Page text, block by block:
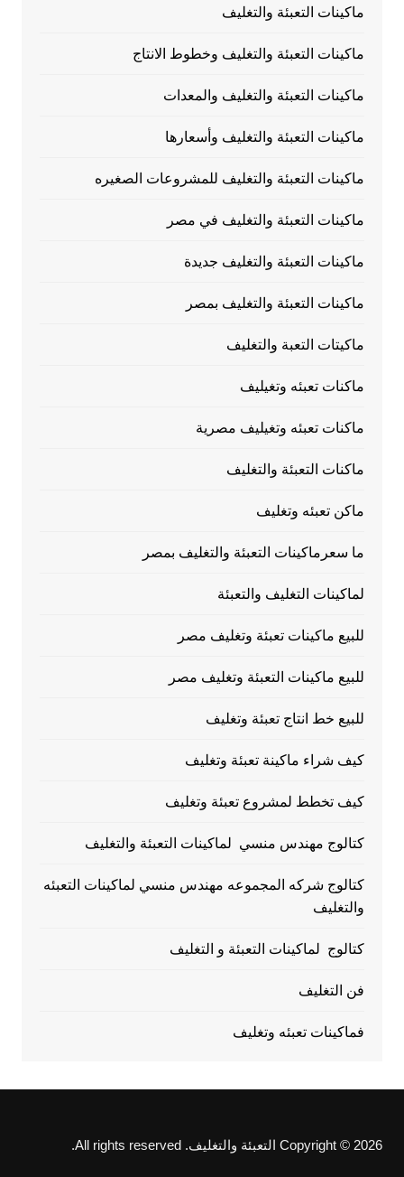
ماكينات التعبئة والتغليف
ماكينات التعبئة والتغليف وخطوط الانتاج
ماكينات التعبئة والتغليف والمعدات
ماكينات التعبئة والتغليف وأسعارها
ماكينات التعبئة والتغليف للمشروعات الصغيره
ماكينات التعبئة والتغليف في مصر
ماكينات التعبئة والتغليف جديدة
ماكينات التعبئة والتغليف بمصر
ماكيتات التعبة والتغليف
ماكنات تعبئه وتغيليف
ماكنات تعبئه وتغيليف مصرية
ماكنات التعبئة والتغليف
ماكن تعبئه وتغليف
ما سعرماكينات التعبئة والتغليف بمصر
لماكينات التغليف والتعبئة
للبيع ماكينات تعبئة وتغليف مصر
للبيع ماكينات التعبئة وتغليف مصر
للبيع خط انتاج تعبئة وتغليف
كيف شراء ماكينة تعبئة وتغليف
كيف تخطط لمشروع تعبئة وتغليف
كتالوج مهندس منسي لماكينات التعبئة والتغليف
كتالوج شركه المجموعه مهندس منسي لماكينات التعبئه
والتغليف
كتالوج لماكينات التعبئة و التغليف
فن التغليف
فماكينات تعبئه وتغليف
Copyright © 2026 التعبئة والتغليف. All rights reserved.